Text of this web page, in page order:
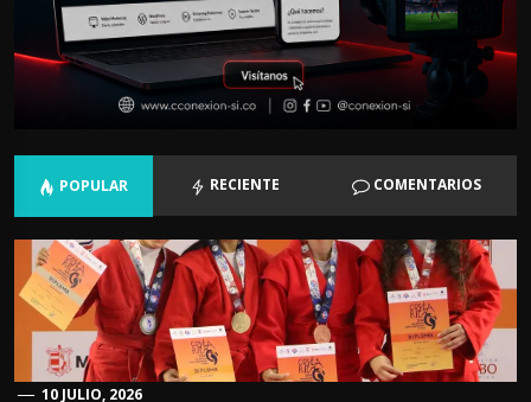
POPULAR RECIENTE COMENTARIOS
10 JULIO, 2026